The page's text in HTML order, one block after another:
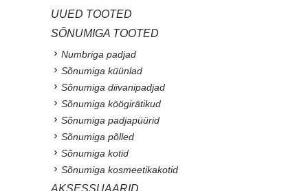
UUED TOOTED
SÕNUMIGA TOOTED
Numbriga padjad
Sõnumiga küünlad
Sõnumiga diivanipadjad
Sõnumiga köögirätikud
Sõnumiga padjapüürid
Sõnumiga põlled
Sõnumiga kotid
Sõnumiga kosmeetikakotid